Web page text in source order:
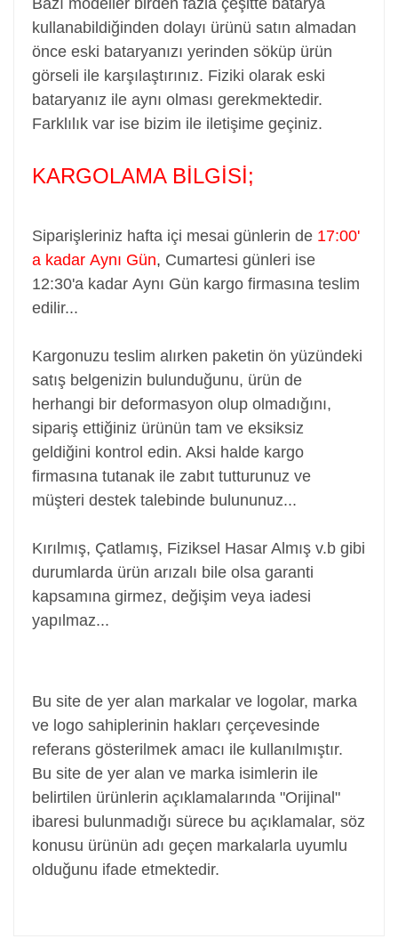
Bazı modeller birden fazla çeşitte batarya
kullanabildiğinden dolayı ürünü satın almadan
önce eski bataryanızı yerinden söküp ürün
görseli ile karşılaştırınız. Fiziki olarak eski
bataryanız ile aynı olması gerekmektedir.
Farklılık var ise bizim ile iletişime geçiniz.
KARGOLAMA BİLGİSİ;
Siparişleriniz hafta içi mesai günlerin de 17:00'
a kadar Aynı Gün, Cumartesi günleri ise
12:30'a kadar Aynı Gün kargo firmasına teslim
edilir...
Kargonuzu teslim alırken paketin ön yüzündeki
satış belgenizin bulunduğunu, ürün de
herhangi bir deformasyon olup olmadığını,
sipariş ettiğiniz ürünün tam ve eksiksiz
geldiğini kontrol edin. Aksi halde kargo
firmasına tutanak ile zabıt tutturunuz ve
müşteri destek talebinde bulununuz...
Kırılmış, Çatlamış, Fiziksel Hasar Almış v.b gibi
durumlarda ürün arızalı bile olsa garanti
kapsamına girmez, değişim veya iadesi
yapılmaz...
Bu site de yer alan markalar ve logolar, marka
ve logo sahiplerinin hakları çerçevesinde
referans gösterilmek amacı ile kullanılmıştır.
Bu site de yer alan ve marka isimlerin ile
belirtilen ürünlerin açıklamalarında "Orijinal"
ibaresi bulunmadığı sürece bu açıklamalar, söz
konusu ürünün adı geçen markalarla uyumlu
olduğunu ifade etmektedir.